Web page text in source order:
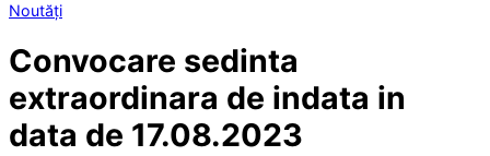
Noutăți
Convocare sedinta
extraordinara de indata in
data de 17.08.2023